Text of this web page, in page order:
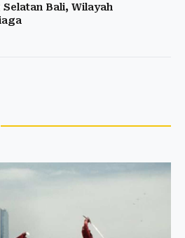
Selatan Bali, Wilayah